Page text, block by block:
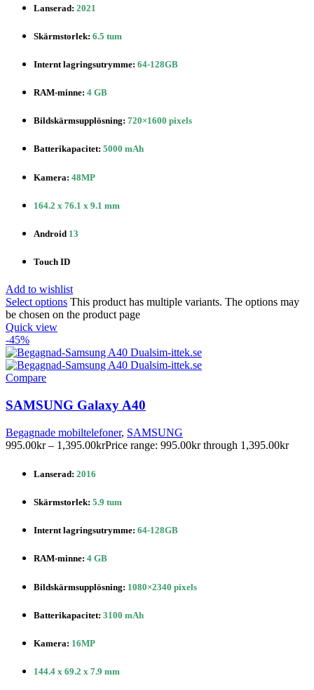
Lanserad: 2021
Skärmstorlek: 6.5 tum
Internt lagringsutrymme: 64-128GB
RAM-minne: 4 GB
Bildskärmsupplösning: 720×1600 pixels
Batterikapacitet: 5000 mAh
Kamera: 48MP
164.2 x 76.1 x 9.1 mm
Android 13
Touch ID
Add to wishlist
Select options This product has multiple variants. The options may
be chosen on the product page
Quick view
-45%
Compare
SAMSUNG Galaxy A40
Begagnade mobiltelefoner, SAMSUNG
995.00kr – 1,395.00krPrice range: 995.00kr through 1,395.00kr
Lanserad: 2016
Skärmstorlek: 5.9 tum
Internt lagringsutrymme: 64-128GB
RAM-minne: 4 GB
Bildskärmsupplösning: 1080×2340 pixels
Batterikapacitet: 3100 mAh
Kamera: 16MP
144.4 x 69.2 x 7.9 mm